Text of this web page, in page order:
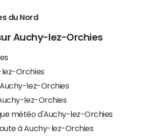
du Nord
Auchy-lez-Orchies
lez-Orchies
lez-Orchies
lez-Orchies
météo d'Auchy-lez-Orchies
à Auchy-lez-Orchies